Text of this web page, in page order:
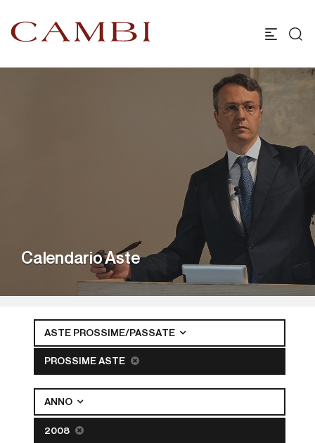
Calendario Aste
ASTE PROSSIME/PASSATE
PROSSIME ASTE
ANNO
2008